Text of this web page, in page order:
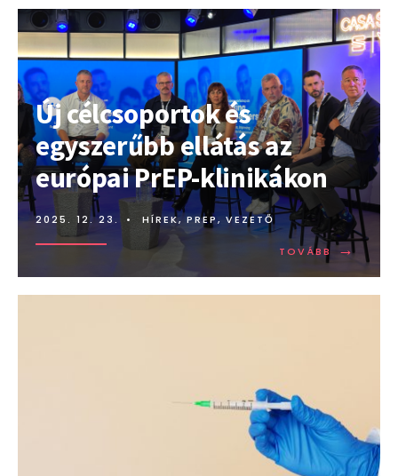
Új célcsoportok és
egyszerűbb ellátás az
európai PrEP-klinikákon
2025. 12. 23. • HÍREK, PREP, VEZETŐ
TOVÁBB →
TOVÁBB:
ÉS